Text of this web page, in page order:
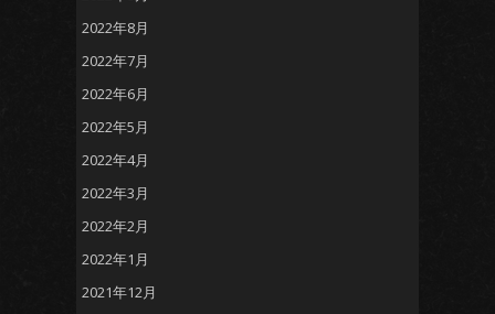
2022年8月
2022年7月
2022年6月
2022年5月
2022年4月
2022年3月
2022年2月
2022年1月
2021年12月